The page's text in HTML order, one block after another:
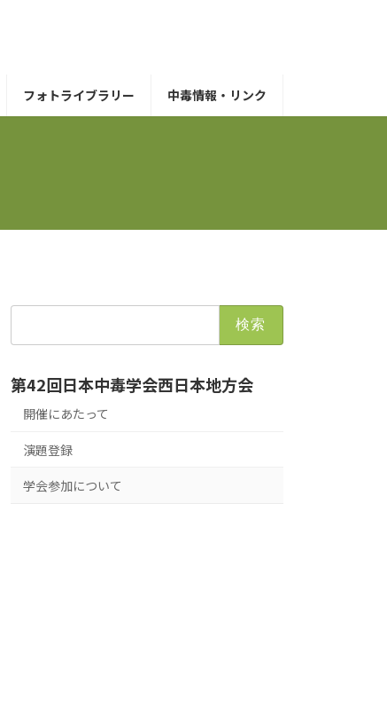
フォトライブラリー 中毒情報・リンク
第42回日本中毒学会西日本地方会
開催にあたって
演題登録
学会参加について